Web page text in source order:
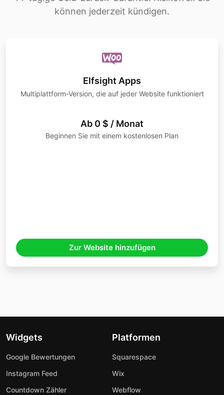
können jederzeit kündigen.
Elfsight Apps
Multiplattform-Version, die auf jeder Website funktioniert
Ab 0 $ / Monat
Beginnen Sie mit einem kostenlosen Plan
Zur Website hinzufügen
Widgets
Google Bewertungen
Instagram Feed
Countdown Zähler
Platformen
Squarespace
Wix
Webflow